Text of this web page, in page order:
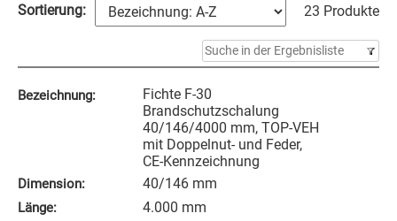
Sortierung: 23 Produkte
Bezeichnung:
Fichte F-30
Brandschutzschalung
40/146/4000 mm, TOP-VEH
mit Doppelnut- und Feder,
CE-Kennzeichnung
Dimension: 40/146 mm
Länge: 4.000 mm